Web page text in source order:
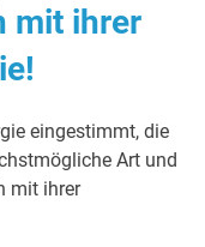
mit ihrer
!
eingestimmt, die
Art und
mit ihrer